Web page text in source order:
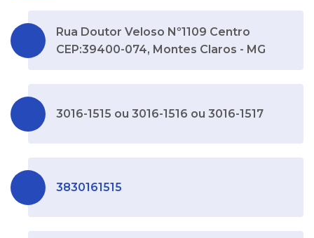
Rua Doutor Veloso Nº1109 Centro
CEP:39400-074, Montes Claros - MG
3016-1515 ou 3016-1516 ou 3016-1517
3830161515